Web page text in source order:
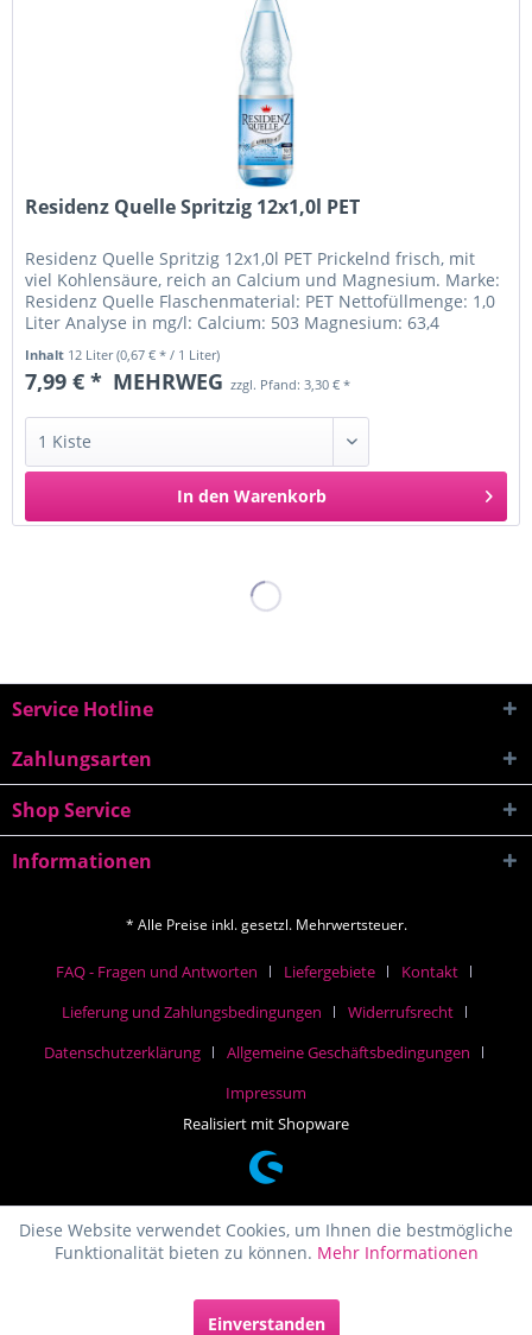
Residenz Quelle Spritzig 12x1,0l PET
Residenz Quelle Spritzig 12x1,0l PET Prickelnd frisch, mit
viel Kohlensäure, reich an Calcium und Magnesium. Marke:
Residenz Quelle Flaschenmaterial: PET Nettofüllmenge: 1,0
Liter Analyse in mg/l: Calcium: 503 Magnesium: 63,4
Inhalt 12 Liter(0,67 € * / 1 Liter)
7,99 € * MEHRWEG zzgl. Pfand: 3,30 € *
In den Warenkorb
Service Hotline
Zahlungsarten
Shop Service
Informationen
* Alle Preise inkl. gesetzl. Mehrwertsteuer.
FAQ - Fragen und Antworten Liefergebiete
Kontakt
Lieferung und Zahlungsbedingungen
Widerrufsrecht
Datenschutzerklärung
Allgemeine Geschäftsbedingungen
Impressum
Realisiert mit Shopware
Diese Website verwendet Cookies, um Ihnen die bestmögliche
Funktionalität bieten zu können. Mehr Informationen
Einverstanden